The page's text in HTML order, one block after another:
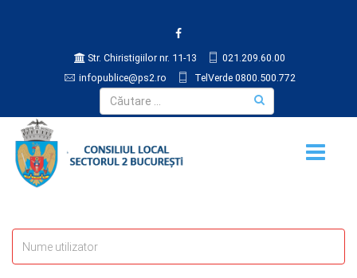
Str. Chiristigiilor nr. 11-13
021.209.60.00
infopublice@ps2.ro
TelVerde 0800.500.772